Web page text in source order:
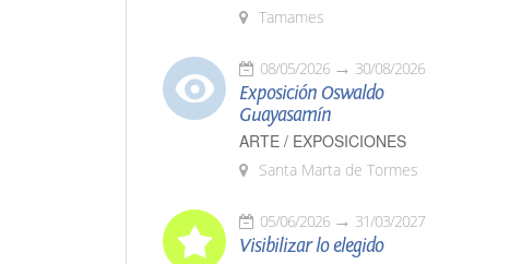
Tamames
08/05/2026 30/08/2026
Exposición Oswaldo
Guayasamín
ARTE / EXPOSICIONES
Santa Marta de Tormes
05/06/2026 31/03/2027
Visibilizar lo elegido